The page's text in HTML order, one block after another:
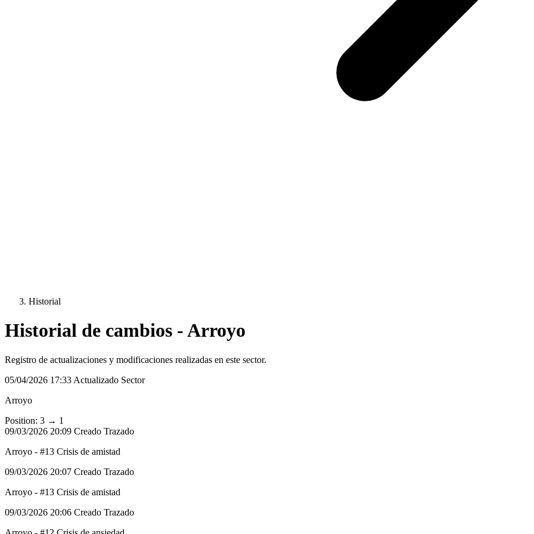
Historial
Historial de cambios - Arroyo
Registro de actualizaciones y modificaciones realizadas en este sector.
05/04/2026 17:33 Actualizado Sector
Arroyo
Position: 3 → 1
09/03/2026 20:09 Creado Trazado
Arroyo - #13 Crisis de amistad
09/03/2026 20:07 Creado Trazado
Arroyo - #13 Crisis de amistad
09/03/2026 20:06 Creado Trazado